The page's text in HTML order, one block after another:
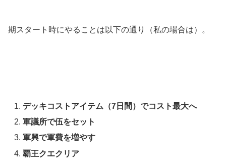
期スタート時にやることは以下の通り（私の場合は）。
デッキコストアイテム（7日間）でコスト最大へ
軍議所で伍をセット
軍興で軍費を増やす
覇王クエクリア